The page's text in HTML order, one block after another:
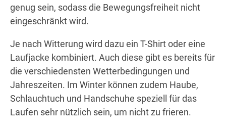
genug sein, sodass die Bewegungsfreiheit nicht
eingeschränkt wird.
Je nach Witterung wird dazu ein T-Shirt oder eine
Laufjacke kombiniert. Auch diese gibt es bereits für
die verschiedensten Wetterbedingungen und
Jahreszeiten. Im Winter können zudem Haube,
Schlauchtuch und Handschuhe speziell für das
Laufen sehr nützlich sein, um nicht zu frieren.